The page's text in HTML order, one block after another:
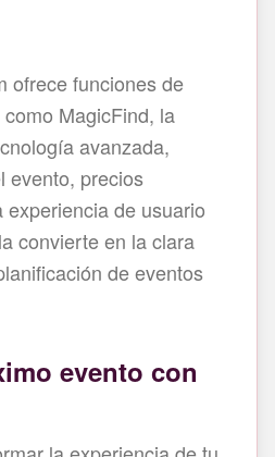
ofrece funciones de
MagicFind, la
avanzada,
evento, precios
de usuario
convierte en la clara
de eventos
evento con